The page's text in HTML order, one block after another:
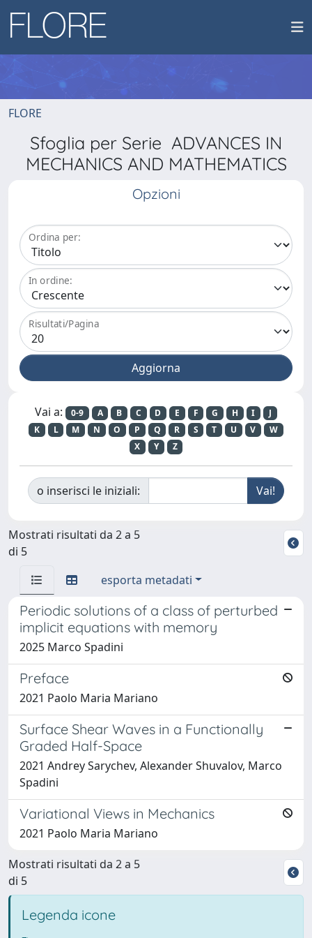
FLORE
Sfoglia per Serie ADVANCES IN
MECHANICS AND MATHEMATICS
Opzioni
Ordina per:
In ordine:
Risultati/Pagina
Vai a: 0-9 A B C D E F G H I
J
K
L M N O P Q R S T U V
W
X
Y Z
o inserisci le iniziali:
Mostrati risultati da 2 a 5
di 5
esporta metadati
Periodic solutions of a class of perturbed
implicit equations with memory
2025 Marco Spadini
Preface
2021 Paolo Maria Mariano
Surface Shear Waves in a Functionally
Graded Half-Space
2021 Andrey Sarychev, Alexander Shuvalov, Marco
Spadini
Variational Views in Mechanics
2021 Paolo Maria Mariano
Mostrati risultati da 2 a 5
di 5
Legenda icone